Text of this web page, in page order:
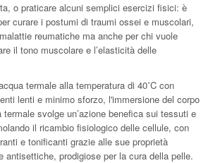
o praticare alcuni semplici esercizi fisici: è
curare i postumi di traumi ossei e muscolari,
reumatiche ma anche per chi vuole
il tono muscolare e l’elasticità delle
termale alla temperatura di 40˚C con
lenti e minimo sforzo, l'immersione del corpo
termale svolge un’azione benefica sui tessuti e
il ricambio fisiologico delle cellule, con
e tonificanti grazie alle sue proprietà
antisettiche, prodigiose per la cura della pelle.